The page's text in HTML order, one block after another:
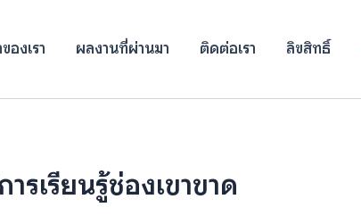
องเรา ผลงานที่ผ่านมา ติดต่อเรา ลิขสิทธิ์
รเรียนรู้ช่องเขาขาด